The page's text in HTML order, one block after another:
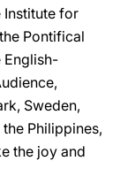
Institute for
Pontifical
English-
Sweden,
Philippines,
the joy and